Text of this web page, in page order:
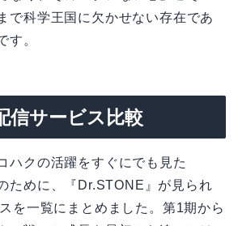
で科学王国に欠かせない存在であ
す。
信サービス比較
ハクの活躍をすぐにでも見た
ために、『Dr.STONE』が見られ
を一覧にまとめました。第1期から